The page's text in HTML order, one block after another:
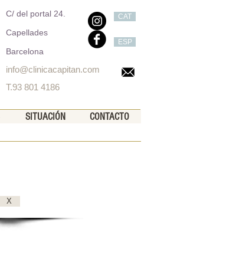
C/ del portal 24.
Capellades
Barcelona
info@clinicacapitan.com
T.93 801 4186
CAT
ESP
CONTACTO
SITUACIÓN
X